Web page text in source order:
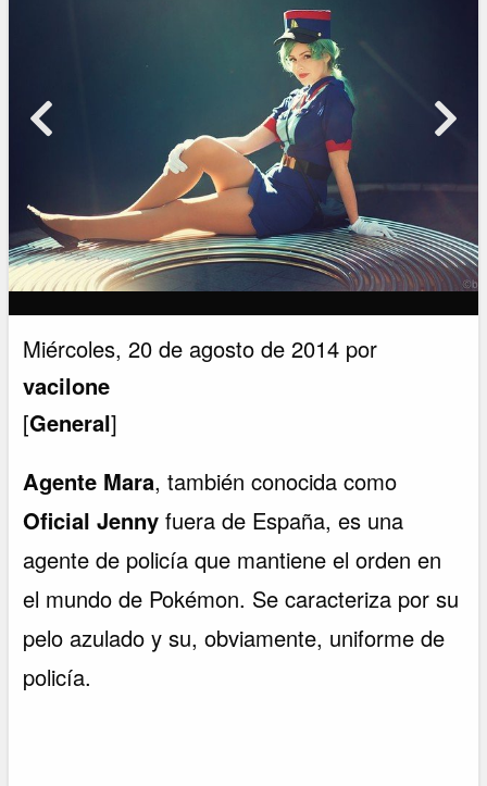
Miércoles, 20 de agosto de 2014 por
vacilone
[General]
Agente Mara, también conocida como
Oficial Jenny fuera de España, es una
agente de policía que mantiene el orden en
el mundo de Pokémon. Se caracteriza por su
pelo azulado y su, obviamente, uniforme de
policía.